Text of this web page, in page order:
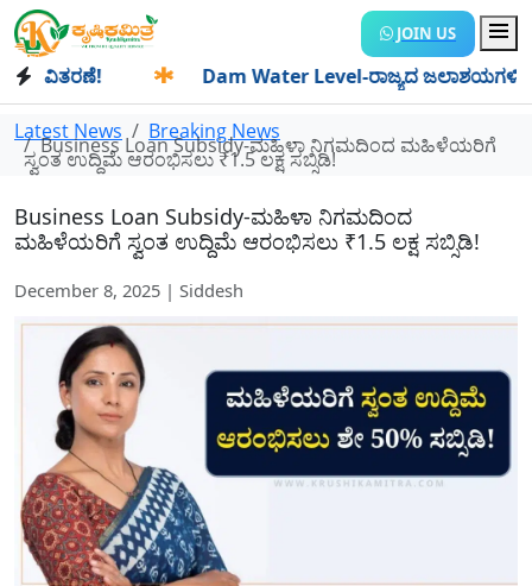
JOIN US
✱ Dam Water Level-ರಾಜ್ಯದ ಜಲಾಶಯಗಳಿಗೆ ಒಂದೇ
Latest News Breaking News
Business Loan Subsidy-ಮಹಿಳಾ ನಿಗಮದಿಂದ ಮಹಿಳೆಯರಿಗೆ
ಸ್ವಂತ ಉದ್ದಿಮೆ ಆರಂಭಿಸಲು ₹1.5 ಲಕ್ಷ ಸಬ್ಸಿಡಿ!
Business Loan Subsidy-ಮಹಿಳಾ ನಿಗಮದಿಂದ
ಮಹಿಳೆಯರಿಗೆ ಸ್ವಂತ ಉದ್ದಿಮೆ ಆರಂಭಿಸಲು ₹1.5 ಲಕ್ಷ ಸಬ್ಸಿಡಿ!
December 8, 2025 | Siddesh